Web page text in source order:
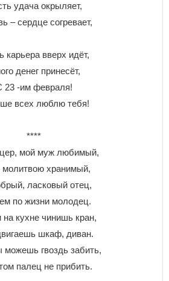
удача окрыляет,
– сердце согревает,
карьера вверх идёт,
денег принесёт,
23 -им февраля!
всех люблю тебя!
****
мой муж любимый,
хранимый,
ласковый отец,
по жизни молодец.
кухне чинишь кран,
шкаф, диван.
можешь гвоздь забить,
палец не прибить.